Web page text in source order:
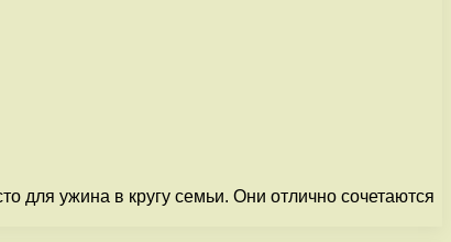
для ужина в кругу семьи. Они отлично сочетаются